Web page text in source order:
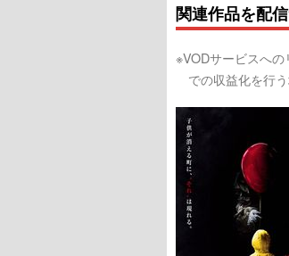
関連作品を配
※VODサービスへ
での収益化を行